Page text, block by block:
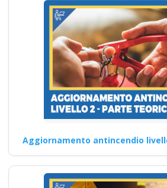
Aggiornamento antincendio